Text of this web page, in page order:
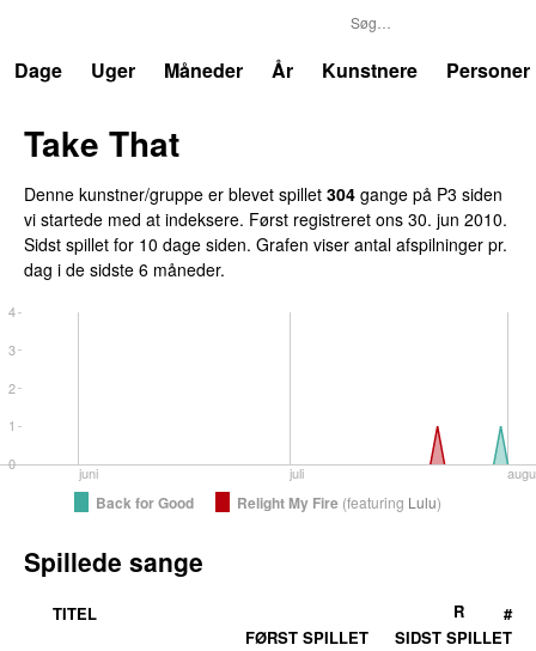
Dage
Uger Måneder År Kunstnere Personer
Take That
Denne kunstner/gruppe er blevet spillet 304 gange på P3 siden
vi startede med at indeksere. Først registreret ons 30. jun 2010.
Sidst spillet for 10 dage siden. Grafen viser antal afspilninger pr.
dag i de sidste 6 måneder.
juni juli
0
1
2
3
4
Back for Good Relight My Fire(featuring Lulu)
Spillede sange
TITEL
FØRST SPILLET
SIDST SPILLET
R #